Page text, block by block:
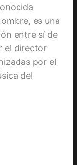
es una
entre sí de
el director
por el
del